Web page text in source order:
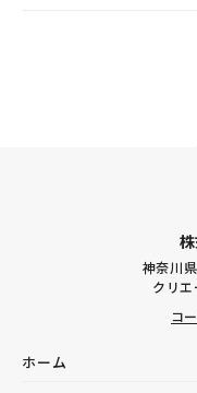
神奈川
クリ
コ
ホーム